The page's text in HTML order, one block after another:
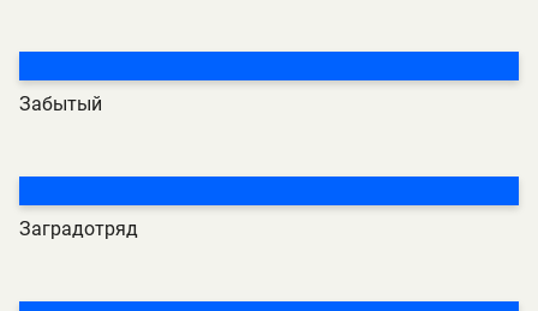
Забытый
Заградотряд